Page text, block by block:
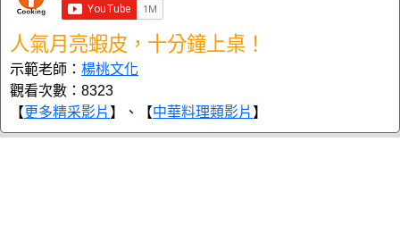
人氣月亮蝦皮，十分鐘上桌！
示範老師： 楊桃文化
觀看次數：8323
【更多精采影片 】、【中華料理類影片 】